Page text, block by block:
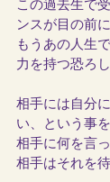
この過去生で
ンスが目の前
もうあの人生
力を持つ恐ろ
相手には自分
い、という事
相手に何を言
相手はそれを